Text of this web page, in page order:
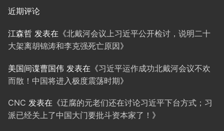
近期评论
江森哲 发表在《北戴河会议上习近平公开检讨，说明二十
大架离胡锦涛和李克强死亡原因》
美国间谍曹国伟 发表在《习近平运作成功北戴河会议不欢
而散！中国将进入极度震荡时期》
CNC 发表在《迂腐的元老们还在讨论习近平下台方式；习
派已经关上了中国大门要批斗资本家了！ 》